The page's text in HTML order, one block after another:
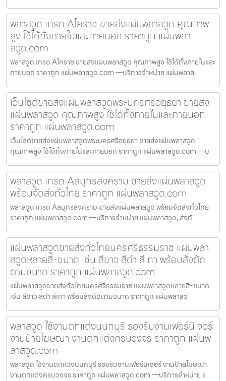
พลาสวูด เกรด Aโคราช ขายส่งแผ่นพลาสวูด คุณภาพ
สูง ใช้ได้ทั้งภายในและภายนอก ราคาถูก แผ่นพลา
สวูด.com
พลาสวูด เกรด Aโคราช ขายส่งแผ่นพลาสวูด คุณภาพสูง ใช้ได้ทั้งภายในและ
ภายนอก ราคาถูก แผ่นพลาสวูด.com —บริการจำหน่าย แผ่นพลาส
เว็บไซต์ขายส่งแผ่นพลาสวูดพระนครศรีอยุธยา ขายส่ง
แผ่นพลาสวูด คุณภาพสูง ใช้ได้ทั้งภายในและภายนอก
ราคาถูก แผ่นพลาสวูด.com
เว็บไซต์ขายส่งแผ่นพลาสวูดพระนครศรีอยุธยา ขายส่งแผ่นพลาสวูด
คุณภาพสูง ใช้ได้ทั้งภายในและภายนอก ราคาถูก แผ่นพลาสวูด.com —บ
พลาสวูด เกรด Aสมุทรสงคราม ขายส่งแผ่นพลาสวูด
พร้อมจัดส่งทั่วไทย ราคาถูก แผ่นพลาสวูด.com
พลาสวูด เกรด Aสมุทรสงคราม ขายส่งแผ่นพลาสวูด พร้อมจัดส่งทั่วไทย
ราคาถูก แผ่นพลาสวูด.com —บริการจำหน่าย แผ่นพลาสวูด, ส่งทั
แผ่นพลาสวูดขายส่งทั่วไทยนครศรีธรรมราช แผ่นพลา
สวูดหลายสี-ขนาด เช่น สีขาว สีดำ สีเทา พร้อมสั่งตัด
ตามขนาด ราคาถูก แผ่นพลาสวูด.com
แผ่นพลาสวูดขายส่งทั่วไทยนครศรีธรรมราช แผ่นพลาสวูดหลายสี-ขนาด
เช่น สีขาว สีดำ สีเทา พร้อมสั่งตัดตามขนาด ราคาถูก แผ่นพลาสว
พลาสวูด ใช้งานตกแต่งนนทบุรี รองรับงานเฟอร์นิเจอร์
งานป้ายโฆษณา งานตกแต่งครบวงจร ราคาถูก แผ่นพ
ลาสวูด.com
พลาสวูด ใช้งานตกแต่งนนทบุรี รองรับงานเฟอร์นิเจอร์ งานป้ายโฆษณา
งานตกแต่งครบวงจร ราคาถูก แผ่นพลาสวูด.com —บริการจำหน่าย แ